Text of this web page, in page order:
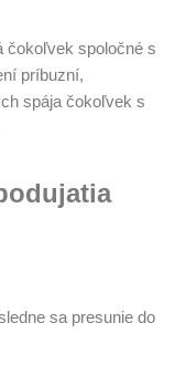
čokoľvek spoločné s
príbuzní,
spája čokoľvek s
sa presunie do